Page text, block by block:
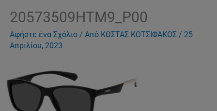
20573509HTM9_P00
Αφήστε ένα Σχόλιο / Από ΚΩΣΤΑΣ ΚΟΤΣΙΦΑΚΟΣ / 25
Απριλίου, 2023